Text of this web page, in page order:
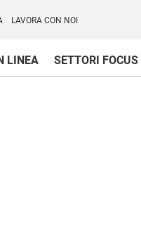
LAVORA CON NOI
LINEA
SETTORI FOCUS